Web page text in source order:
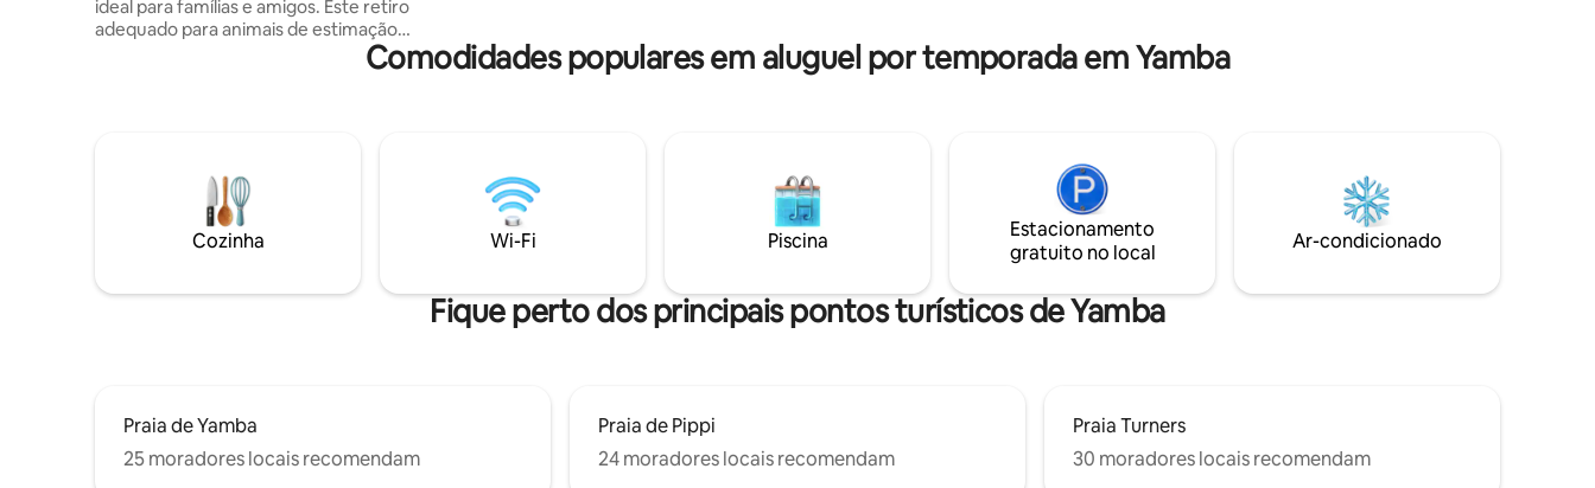
ideal para famílias e amigos. Este retiro
adequado para animais de estimação
oferece uma espaçosa área de estar em
plano aberto, um aquecedor de madeira,
quintal totalmente cercado. Idealmente
localizado perto de todas as maravilhas
naturais da nossa bela região, boutiques
e restaurantes, um equilíbrio perfeito de
escapadela inesquecível!
Comodidades populares em aluguel por temporada em Yamba
Cozinha Wi-Fi Piscina
Estacionamento
gratuito no local
Ar-condicionado
Fique perto dos principais pontos turísticos de Yamba
Praia de Yamba
25 moradores locais recomendam
Praia de Pippi
24 moradores locais recomendam
Praia Turners
30 moradores locais recomendam